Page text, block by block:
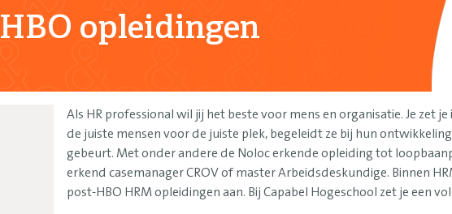
HBO opleidingen
Als HR professional wil jij het beste voor mens en organisatie. Je zet
de juiste mensen voor de juiste plek, begeleidt ze bij hun
gebeurt. Met onder andere de Noloc erkende opleiding tot
erkend casemanager CROV of master Arbeidsdeskundige. Binnen
post-HBO HRM opleidingen aan. Bij Capabel Hogeschool zet je een